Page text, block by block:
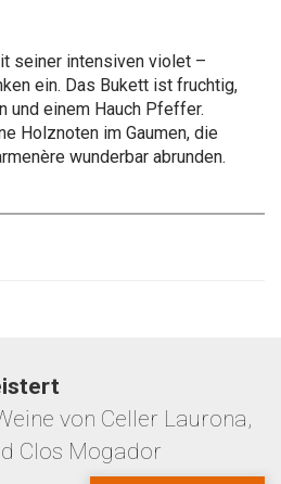
seiner intensiven violet –
ein. Das Bukett ist fruchtig,
und einem Hauch Pfeffer.
Holznoten im Gaumen, die
wunderbar abrunden.
von Celler Laurona,
Clos Mogador